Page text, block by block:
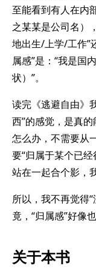
至能看到有人在内
之某某是公司名）
地出生/上学/工作”
属感”是：“我是国
状）”。
读完《逃避自由》
西”的感觉，是真
怎么办，不需要从
要“归属于某个已
站在一起合个影，
所以，我不再觉得
竟，“归属感”好像
关于本书